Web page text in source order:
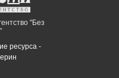
"Без
ресурса -